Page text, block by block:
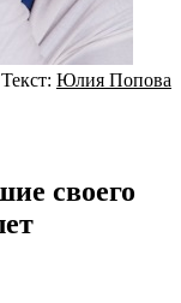
Текст: Юлия Попова
своего